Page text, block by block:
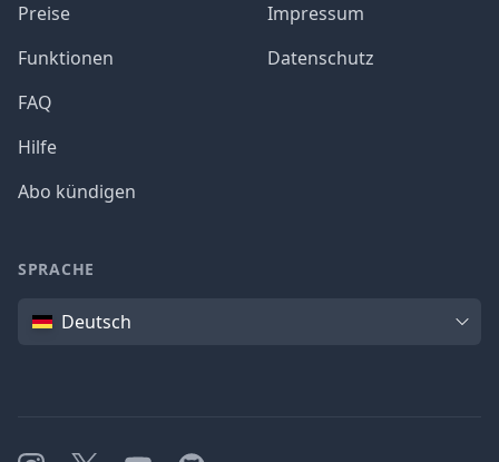
Preise
Funktionen
FAQ
Hilfe
Abo kündigen
Impressum
Datenschutz
SPRACHE
SpracheDeutsch